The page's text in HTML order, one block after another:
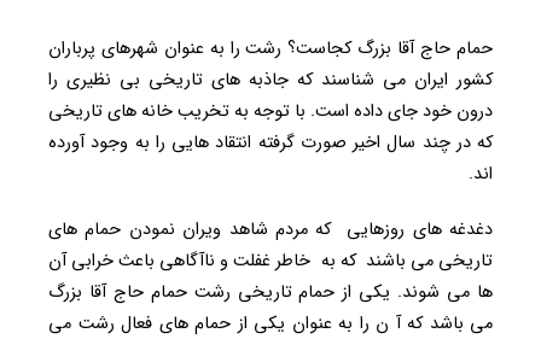
حمام حاج آقا بزرگ کجاست؟ رشت را به عنوان شهرهای پرباران
کشور ایران می شناسند که جاذبه های تاریخی بی نظیری را
درون خود جای داده است. با توجه به تخریب خانه های تاریخی
که در چند سال اخیر صورت گرفته انتقاد هایی را به وجود آورده
اند.
دغدغه های روزهایی که مردم شاهد ویران نمودن حمام های
تاریخی می باشند که به خاطر غفلت و ناآگاهی باعث خرابی آن
ها می شوند. یکی از حمام تاریخی رشت حمام حاج آقا بزرگ
می باشد که آ ن را به عنوان یکی از حمام های فعال رشت می